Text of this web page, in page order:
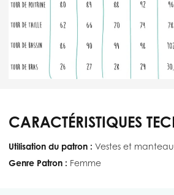
CARACTÉRISTIQUES
Utilisation du patron : Vestes et
Genre Patron : Femme